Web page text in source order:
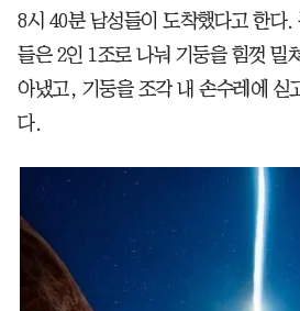
8시 40분 남성들이 도착했다고 한다.
들은 2인 1조로 나눠 기둥을 힘껏 밀
아냈고, 기둥을 조각 내 손수레에 싣
다.